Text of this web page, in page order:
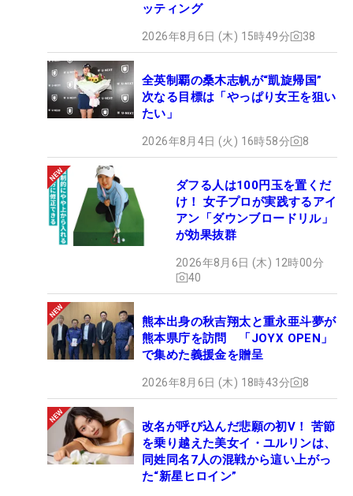
ッティング
2026年8月6日 (木) 15時49分 38
全英制覇の桑木志帆が“凱旋帰国”
次なる目標は「やっぱり女王を狙い
たい」
2026年8月4日 (火) 16時58分 8
ダフる人は100円玉を置くだ
け！ 女子プロが実践するアイ
アン「ダウンブロードリル」
が効果抜群
2026年8月6日 (木) 12時00分
40
熊本出身の秋吉翔太と重永亜斗夢が
熊本県庁を訪問 「JOYX OPEN」
で集めた義援金を贈呈
2026年8月6日 (木) 18時43分 8
改名が呼び込んだ悲願の初V！ 苦節
を乗り越えた美女イ・ユルリンは、
同姓同名7人の混戦から這い上がっ
た“新星ヒロイン”